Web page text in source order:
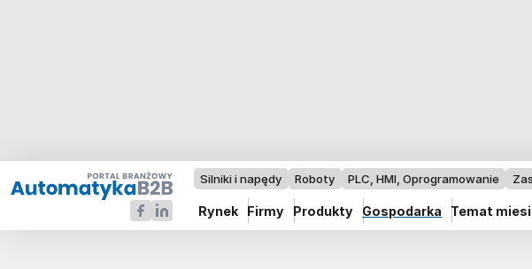
Silniki i napędy Roboty PLC, HMI, Oprogramowanie
Rynek Firmy Produkty Gospodarka Temat